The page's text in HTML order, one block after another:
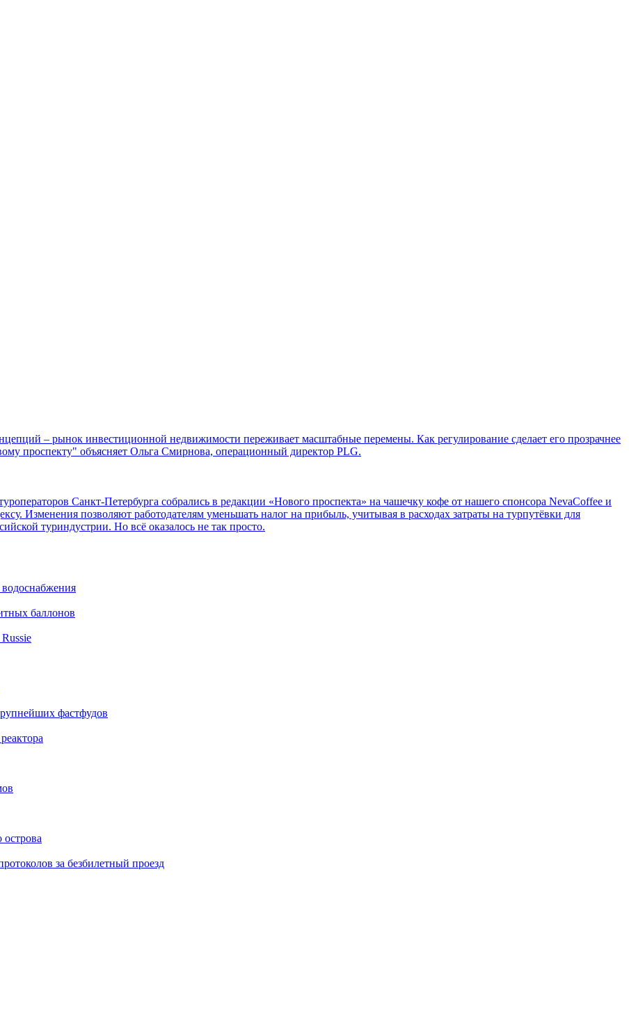
– рынок инвестиционной недвижимости переживает масштабные перемены. Как регулирование сделает его прозрачнее
проспекту" объясняет Ольга Смирнова, операционный директор PLG.
Санкт-Петербурга собрались в редакции «Нового проспекта» на чашечку кофе от нашего спонсора NevaCoffee и
Изменения позволяют работодателям уменьшать налог на прибыль, учитывая в расходах затраты на турпутёвки для
туриндустрии. Но всё оказалось не так просто.
баллонов
фастфудов
за безбилетный проезд